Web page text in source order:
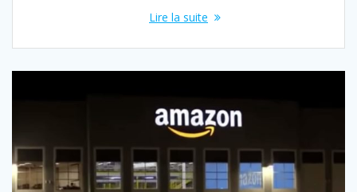
Lire la suite